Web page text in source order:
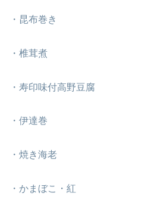
・昆布巻き
・椎茸煮
・寿印味付高野豆腐
・伊達巻
・焼き海老
・かまぼこ・紅